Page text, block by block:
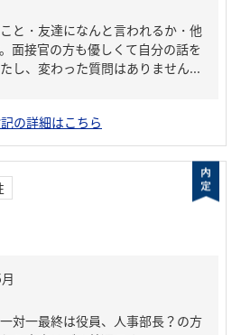
と・友達になんと言われるか・他
面接官の方も優しくて自分の話を
し、変わった質問はありません...
の詳細はこちら
対一最終は役員、人事部長？の方